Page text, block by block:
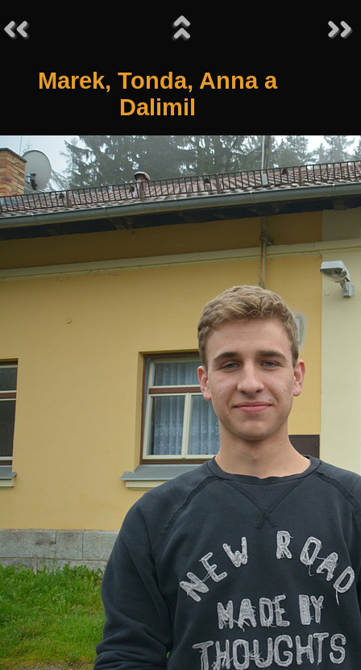
Marek, Tonda, Anna a
Dalimil